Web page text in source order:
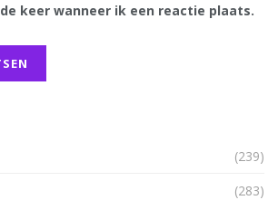
keer wanneer ik een reactie plaats.
(239)
(283)